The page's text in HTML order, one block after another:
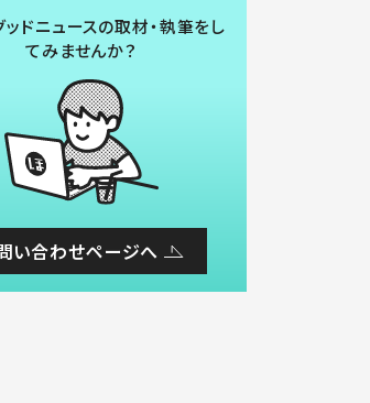
ドニュースの取材・執筆をし
てみませんか？
い合わせページへ